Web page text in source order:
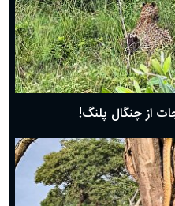
از چنگال پلنگ!